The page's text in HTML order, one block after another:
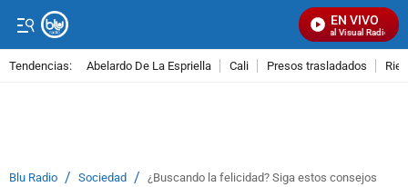
EN VIVO
Señal Visual Radio
Tendencias: Abelardo De La Espriella Cali Presos trasladados
Blu Radio / Sociedad / ¿Buscando la felicidad? Siga estos consejos